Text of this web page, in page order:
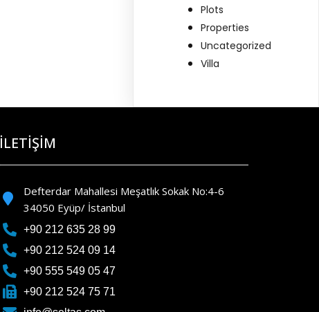
Plots
Properties
Uncategorized
Villa
İLETİŞİM
Defterdar Mahallesi Meşatlık Sokak No:4-6
34050 Eyüp/ İstanbul
+90 212 635 28 99
+90 212 524 09 14
+90 555 549 05 47
+90 212 524 75 71